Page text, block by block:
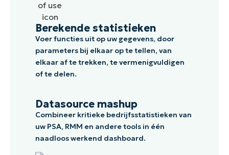
Berekende statistieken
Voer functies uit op uw gegevens, door
parameters bij elkaar op te tellen, van
elkaar af te trekken, te vermenigvuldigen
of te delen.
Datasource mashup
Combineer kritieke bedrijfsstatistieken van
uw PSA, RMM en andere tools in één
naadloos werkend dashboard.